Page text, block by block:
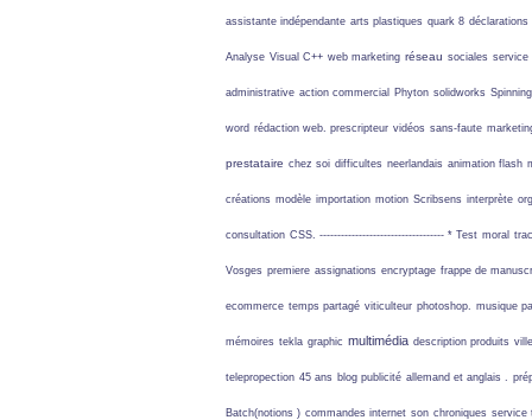
assistante indépendante arts plastiques quark 8 déclarations
Analyse Visual C++ web marketing réseau sociales service
administrative action commercial Phyton solidworks Spinning
word rédaction web. prescripteur vidéos sans-faute
prestataire chez soi difficultes neerlandais animation flash
créations modèle importation motion Scribsens interprète
consultation CSS. ----------------------------------- * Test moral
Vosges premiere assignations encryptage frappe de
ecommerce temps partagé viticulteur photoshop. musique
mémoires tekla graphic multimédia description produits
telepropection 45 ans blog publicité allemand et anglais .
Batch(notions ) commandes internet son chroniques service